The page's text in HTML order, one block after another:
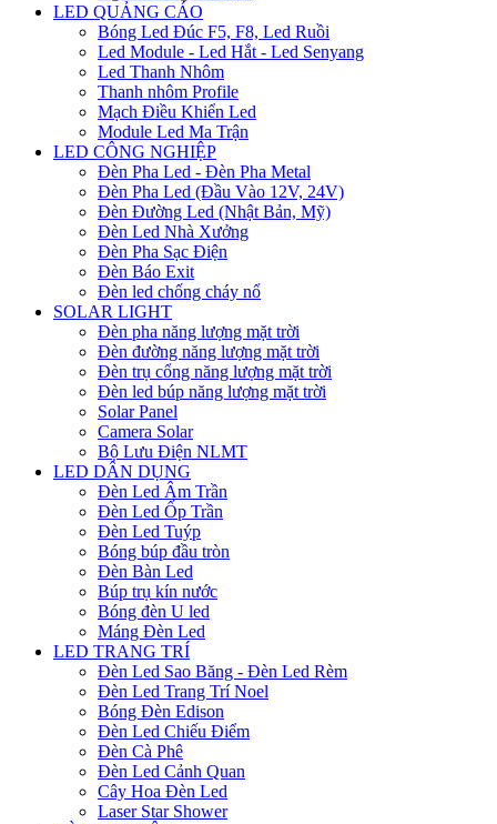
LED QUẢNG CÁO
Bóng Led Đúc F5, F8, Led Ruồi
Led Module - Led Hắt - Led Senyang
Led Thanh Nhôm
Thanh nhôm Profile
Mạch Điều Khiển Led
Module Led Ma Trận
LED CÔNG NGHIỆP
Đèn Pha Led - Đèn Pha Metal
Đèn Pha Led (Đầu Vào 12V, 24V)
Đèn Đường Led (Nhật Bản, Mỹ)
Đèn Led Nhà Xưởng
Đèn Pha Sạc Điện
Đèn Báo Exit
Đèn led chống cháy nổ
SOLAR LIGHT
Đèn pha năng lượng mặt trời
Đèn đường năng lượng mặt trời
Đèn trụ cổng năng lượng mặt trời
Đèn led búp năng lượng mặt trời
Solar Panel
Camera Solar
Bộ Lưu Điện NLMT
LED DÂN DỤNG
Đèn Led Âm Trần
Đèn Led Ốp Trần
Đèn Led Tuýp
Bóng búp đầu tròn
Đèn Bàn Led
Búp trụ kín nước
Bóng đèn U led
Máng Đèn Led
LED TRANG TRÍ
Đèn Led Sao Băng - Đèn Led Rèm
Đèn Led Trang Trí Noel
Bóng Đèn Edison
Đèn Led Chiếu Điểm
Đèn Cà Phê
Đèn Led Cảnh Quan
Cây Hoa Đèn Led
Laser Star Shower